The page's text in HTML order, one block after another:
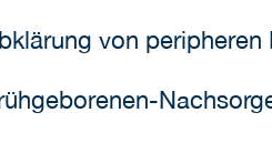
von peripheren